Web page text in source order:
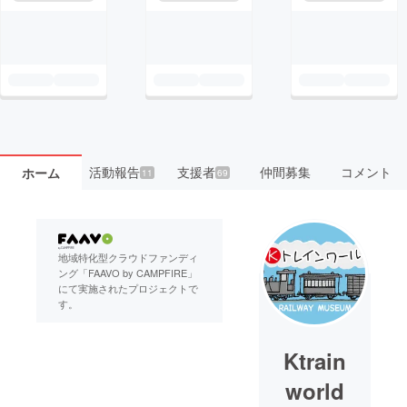
ホーム 活動報告11 支援者69 仲間募集 コメント
地域特化型クラウドファンディ
ング「FAAVO by CAMPFIRE」
にて実施されたプロジェクトで
す。
Ktrain
world